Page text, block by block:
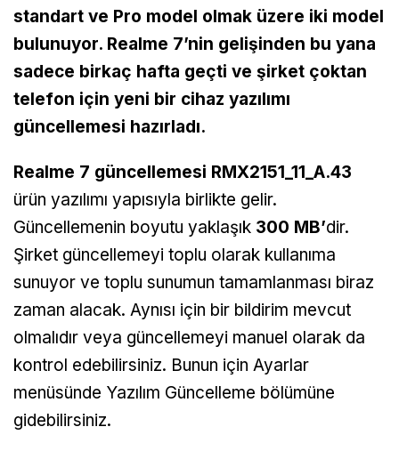
standart ve Pro model olmak üzere iki model
bulunuyor. Realme 7’nin gelişinden bu yana
sadece birkaç hafta geçti ve şirket çoktan
telefon için yeni bir cihaz yazılımı
güncellemesi hazırladı.
Realme 7 güncellemesi RMX2151_11_A.43
ürün yazılımı yapısıyla birlikte gelir.
Güncellemenin boyutu yaklaşık 300 MB’dir.
Şirket güncellemeyi toplu olarak kullanıma
sunuyor ve toplu sunumun tamamlanması biraz
zaman alacak. Aynısı için bir bildirim mevcut
olmalıdır veya güncellemeyi manuel olarak da
kontrol edebilirsiniz. Bunun için Ayarlar
menüsünde Yazılım Güncelleme bölümüne
gidebilirsiniz.